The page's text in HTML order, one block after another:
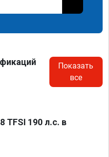
Показать
все
TFSI 190 л.с. в